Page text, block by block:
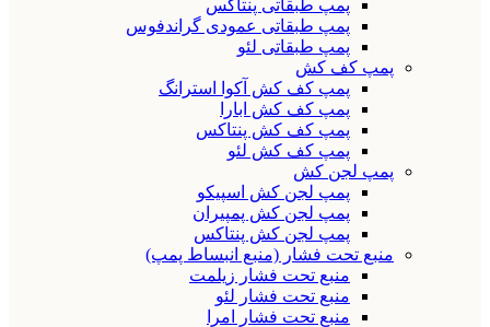
پمپ طبقاتی پنتاکس
پمپ طبقاتی عمودی گراندفوس
پمپ طبقاتی لئو
پمپ کف کش
پمپ کف کش آکوا استرانگ
پمپ کف کش ابارا
پمپ کف کش پنتاکس
پمپ کف کش لئو
پمپ لجن کش
پمپ لجن کش اسپیکو
پمپ لجن کش پمپیران
پمپ لجن کش پنتاکس
منبع تحت فشار (منبع انبساط پمپ)
منبع تحت فشار زیلمت
منبع تحت فشار لئو
منبع تحت فشار امرا